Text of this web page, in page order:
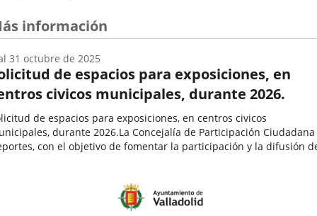
información
de espacios para exposiciones, en
civicos municipales, durante 2026.
de espacios para exposiciones, en centros civicos
durante 2026.La Concejalía de Participación Ciudadana
con el objetivo de fomentar la participación y la difusión
31 octubre de 2025